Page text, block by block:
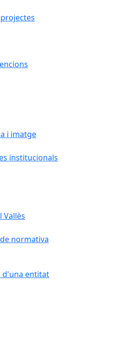
i imatge
institucionals
Vallès
normativa
d'una entitat